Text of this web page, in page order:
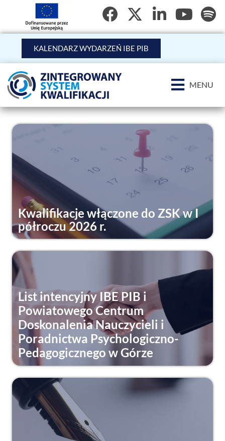
KALENDARZ WYDARZEŃ IBE PIB
MENU
Kwalifikacje włączone do ZSK w I
półroczu 2026 r.
List intencyjny IBE PIB i
Powiatowego Centrum
Doskonalenia Nauczycieli i
Poradnictwa Psychologiczno-
Pedagogicznego w Górze